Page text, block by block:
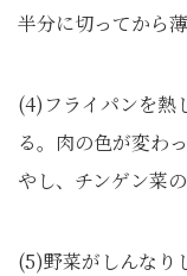
半分に切ってから
(4)フライパンを熱
る。肉の色が変わ
やし、チンゲン菜
(5)野菜がしんなり